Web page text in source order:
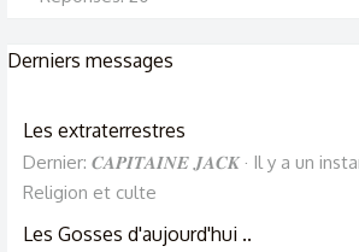
Derniers messages
Les extraterrestres
Dernier: 𝑪𝑨𝑷𝑰𝑻𝑨𝑰𝑵𝑬 𝑱𝑨𝑪𝑲
Il y a un
Religion et culte
Les Gosses d'aujourd'hui ..